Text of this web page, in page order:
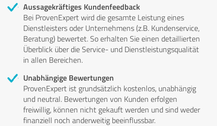
Aussagekräftiges Kundenfeedback
Bei ProvenExpert wird die gesamte Leistung eines
Dienstleisters oder Unternehmens (z.B. Kundenservice,
Beratung) bewertet. So erhalten Sie einen detaillierten
Überblick über die Service- und Dienstleistungsqualität
in allen Bereichen.
Unabhängige Bewertungen
ProvenExpert ist grundsätzlich kostenlos, unabhängig
und neutral. Bewertungen von Kunden erfolgen
freiwillig, können nicht gekauft werden und sind weder
finanziell noch anderweitig beeinflussbar.